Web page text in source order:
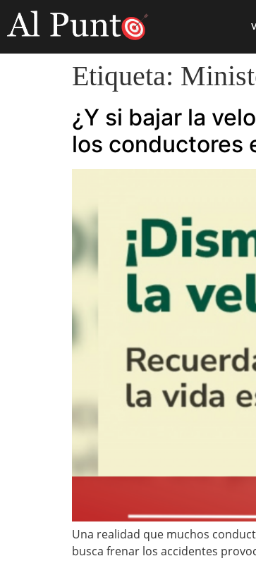
Etiqueta:
¿Y si bajar la
los conductores
Una realidad que muchos
busca frenar los accidentes